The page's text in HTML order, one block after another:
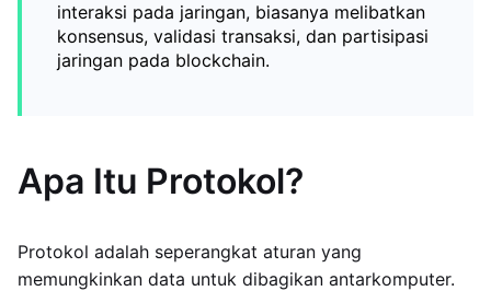
interaksi pada jaringan, biasanya melibatkan
konsensus, validasi transaksi, dan partisipasi
jaringan pada blockchain.
Apa Itu Protokol?
Protokol adalah seperangkat aturan yang
memungkinkan data untuk dibagikan antarkomputer.